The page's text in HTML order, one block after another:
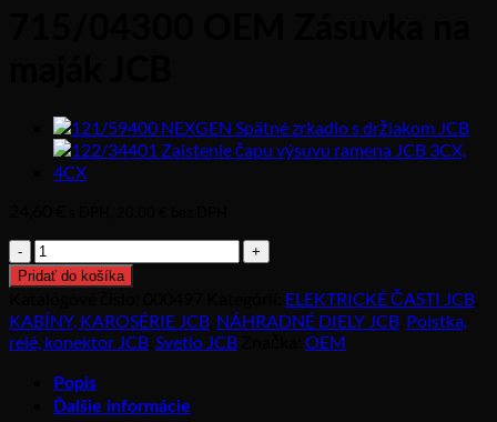
množstvo
715/04300
OEM
Zásuvka
na
maják
JCB
Pridať do košíka
ELEKTRICKÉ ČASTI JCB
KABÍNY, KAROSÉRIE JCB NÁHRADNÉ DIELY JCB Poistka,
relé, konektor JCB Svetlo JCB OEM
Popis
Ďalšie informácie